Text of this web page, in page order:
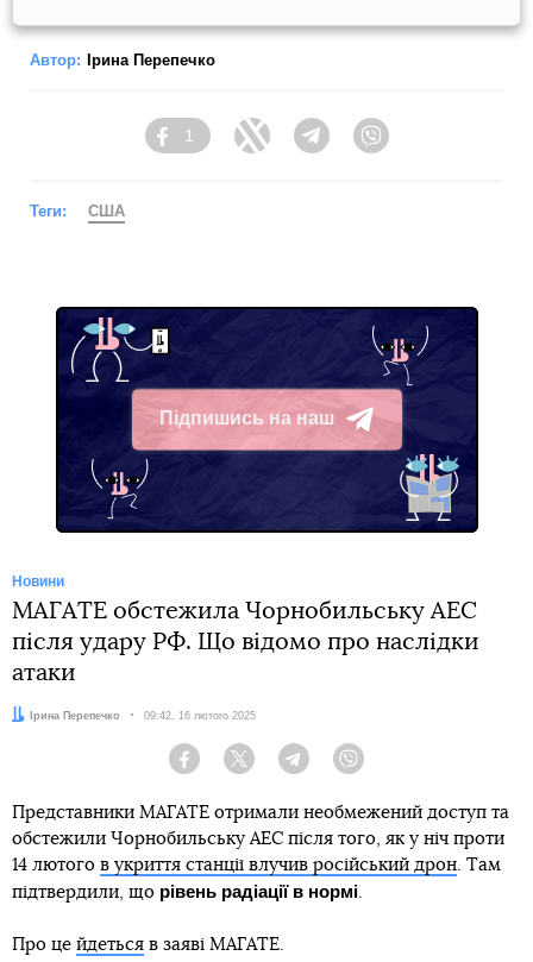
Автор: Ірина Перепечко
Facebook
1
Twitter TelegramViber
Теги: США
Підпишись на наш
Telegram
Новини
МАГАТЕ обстежила Чорнобильську АЕС
після удару РФ. Що відомо про наслідки
атаки
Автор:Ірина Перепечко Дата:
09:42, 16 лютого 2025
Facebook Twitter Telegram
Представники МАГАТЕ отримали необмежений доступ та
обстежили Чорнобильську АЕС після того, як у ніч проти
14 лютого в укриття станції влучив російський дрон . Там
підтвердили, що рівень радіації в нормі
Про це йдеться в заяві МАГАТЕ.